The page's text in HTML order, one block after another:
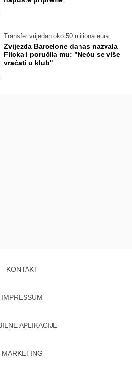
Transfer vrijedan oko 50 miliona eura
Zvijezda Barcelone danas nazvala
Flicka i poručila mu: "Neću se više
vraćati u klub"
KONTAKT
IMPRESSUM
APLIKACIJE
MARKETING